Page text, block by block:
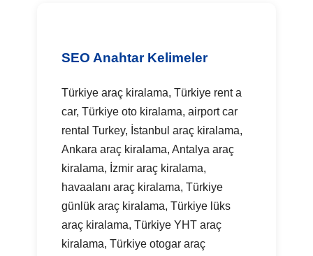
SEO Anahtar Kelimeler
Türkiye araç kiralama, Türkiye rent a
car, Türkiye oto kiralama, airport car
rental Turkey, İstanbul araç kiralama,
Ankara araç kiralama, Antalya araç
kiralama, İzmir araç kiralama,
havaalanı araç kiralama, Türkiye
günlük araç kiralama, Türkiye lüks
araç kiralama, Türkiye YHT araç
kiralama, Türkiye otogar araç